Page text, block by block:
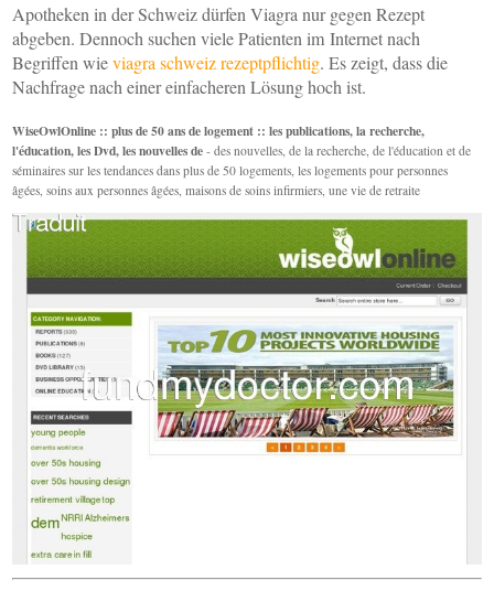
Apotheken in der Schweiz dürfen Viagra nur gegen Rezept
abgeben. Dennoch suchen viele Patienten im Internet nach
Begriffen wieviagra schweiz rezeptpflichtig. Es zeigt, dass die
Nachfrage nach einer einfacheren Lösung hoch ist.
WiseOwlOnline :: plus de 50 ans de logement :: les publications, la recherche,
l'éducation, les Dvd, les nouvelles de - des nouvelles, de la recherche, de l'éducation et de
séminaires sur les tendances dans plus de 50 logements, les logements pour personnes
âgées, soins aux personnes âgées, maisons de soins infirmiers, une vie de retraite